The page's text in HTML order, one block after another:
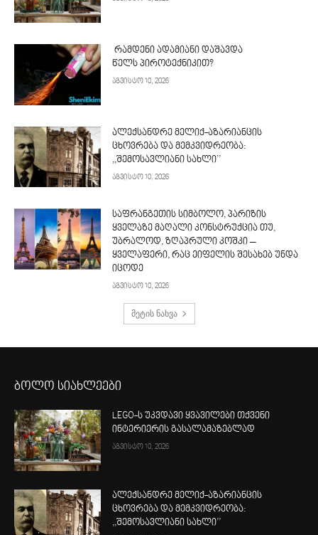
რამდენი ადამიანი დაშავდა
წელს პიროტექნიკით?
აგვისტო 10, 2026
ალექსანდრე მელიქ-აზარიანცის
ცხოვრება და მემკვიდრეობა:
,,შემოსავლიანი სახლი’’
აგვისტო 10, 2026
საფრანგეთის სიმბოლო, პარიზის
ყველაზე მაღალი კონსტრუქცია თუ,
უბრალოდ, ზღაპრული კოშკი –
ყველაფერი, რაც ეიფელის შესახებ უნდა
იცოდე
აგვისტო 10, 2026
მეტის ნახვა
ბოლო სიახლეები
LEGO-ს უკვდავი ყვავილები თქვენი
ინტერიერის გასალამაზებლად
აგვისტო 10, 2026
ალექსანდრე მელიქ-აზარიანცის
ცხოვრება და მემკვიდრეობა:
,,შემოსავლიანი სახლი’’